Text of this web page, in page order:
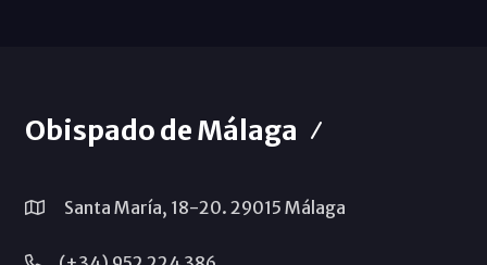
Obispado de Málaga
Santa María, 18-20. 29015 Málaga